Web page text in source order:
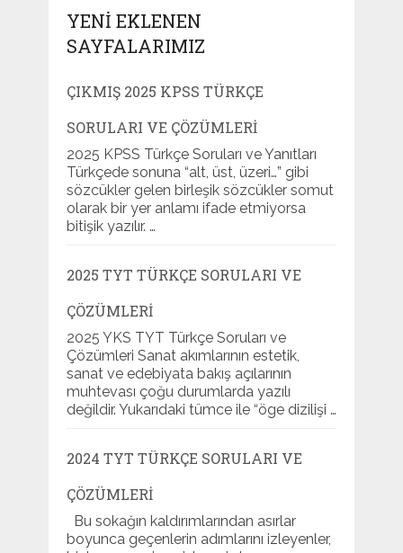
YENI EKLENEN
SAYFALARIMIZ
ÇIKMIŞ 2025 KPSS TÜRKÇE
SORULARI VE ÇÖZÜMLERI
2025 KPSS Türkçe Soruları ve Yanıtları
Türkçede sonuna “alt, üst, üzeri…” gibi
sözcükler gelen birleşik sözcükler somut
olarak bir yer anlamı ifade etmiyorsa
bitişik yazılır. …
2025 TYT TÜRKÇE SORULARI VE
ÇÖZÜMLERI
2025 YKS TYT Türkçe Soruları ve
Çözümleri Sanat akımlarının estetik,
sanat ve edebiyata bakış açılarının
muhtevası çoğu durumlarda yazılı
değildir. Yukarıdaki tümce ile “öge dizilişi …
2024 TYT TÜRKÇE SORULARI VE
ÇÖZÜMLERI
Bu sokağın kaldırımlarından asırlar
boyunca geçenlerin adımlarını izleyenler,